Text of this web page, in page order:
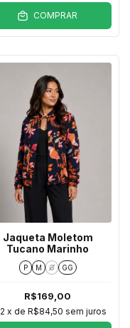
COMPRAR
Jaqueta Moletom
Tucano Marinho
P M G GG
R$169,00
2 x deR$84,50 sem juros